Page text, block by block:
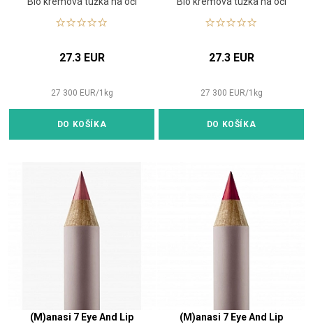
27.3 EUR
27 300 EUR/1 kg
DO KOŠÍKA
27.3 EUR
27 300 EUR/1 kg
DO KOŠÍKA
(M)anasi 7 Eye And Lip
(M)anasi 7 Eye And Lip